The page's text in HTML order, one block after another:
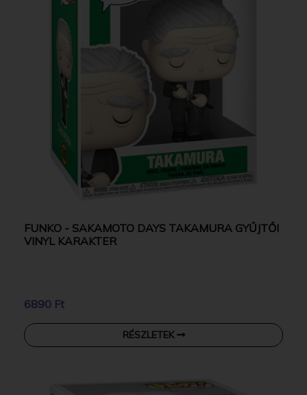
FUNKO - SAKAMOTO DAYS TAKAMURA GYŰJTŐI
VINYL KARAKTER
6890 Ft
RÉSZLETEK